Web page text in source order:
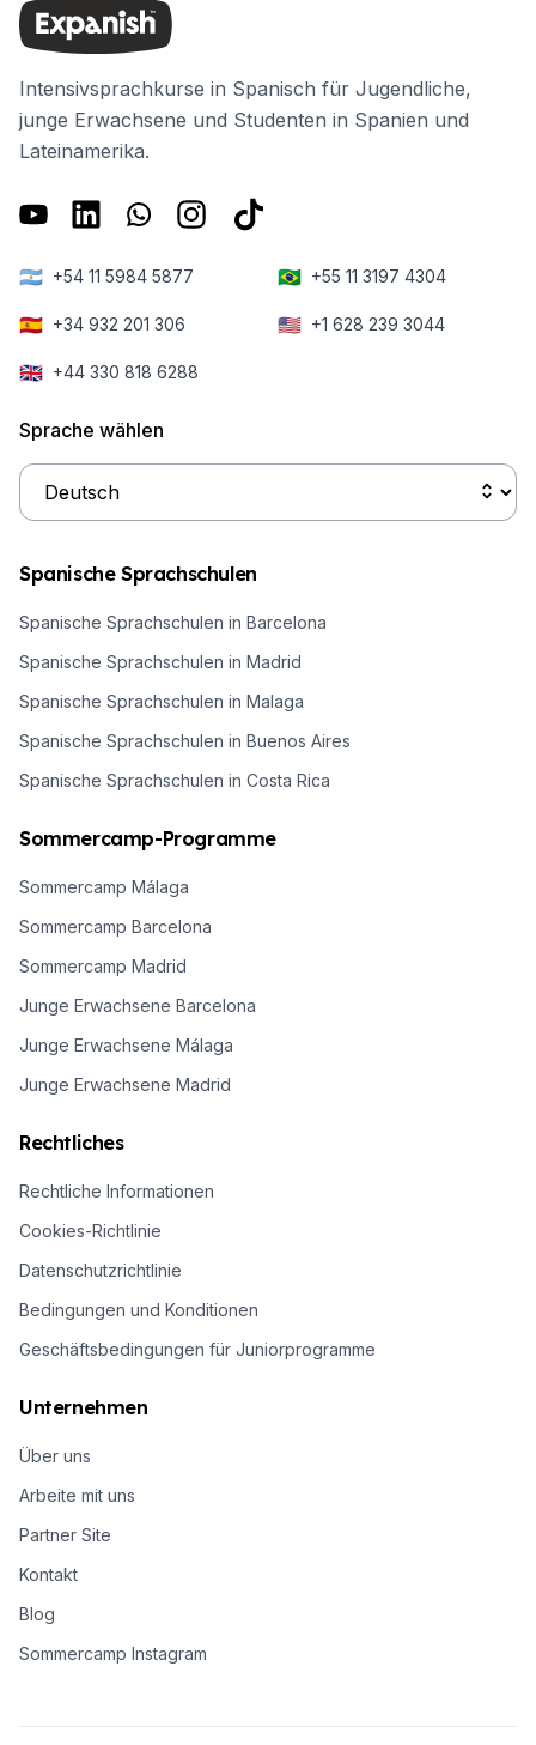
Intensivsprachkurse in Spanisch für Jugendliche,
junge Erwachsene und Studenten in Spanien und
Lateinamerika.
🇦🇷 +54 11 5984 5877 🇧🇷 +55 11 3197 4304
🇪🇸 +34 932 201 306 🇺🇸 +1 628 239 3044
🇬🇧 +44 330 818 6288
Sprache wählen
Spanische Sprachschulen
Spanische Sprachschulen in Barcelona
Spanische Sprachschulen in Madrid
Spanische Sprachschulen in Malaga
Spanische Sprachschulen in Buenos Aires
Spanische Sprachschulen in Costa Rica
Sommercamp-Programme
Sommercamp Málaga
Sommercamp Barcelona
Sommercamp Madrid
Junge Erwachsene Barcelona
Junge Erwachsene Málaga
Junge Erwachsene Madrid
Rechtliches
Rechtliche Informationen
Cookies-Richtlinie
Datenschutzrichtlinie
Bedingungen und Konditionen
Geschäftsbedingungen für Juniorprogramme
Unternehmen
Über uns
Arbeite mit uns
Partner Site
Kontakt
Blog
Sommercamp Instagram